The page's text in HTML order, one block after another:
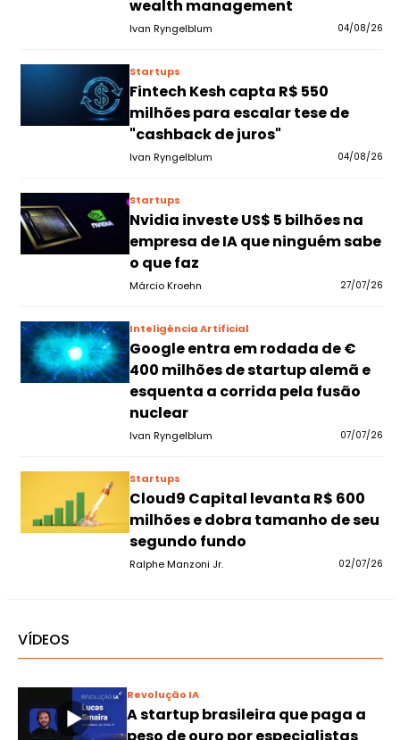
wealth management
Ivan Ryngelblum 04/08/26
Startups
Fintech Kesh capta R$ 550
milhões para escalar tese de
"cashback de juros"
Ivan Ryngelblum 04/08/26
Startups
Nvidia investe US$ 5 bilhões na
empresa de IA que ninguém sabe
o que faz
Márcio Kroehn 27/07/26
Inteligência Artificial
Google entra em rodada de €
400 milhões de startup alemã e
esquenta a corrida pela fusão
nuclear
Ivan Ryngelblum 07/07/26
Startups
Cloud9 Capital levanta R$ 600
milhões e dobra tamanho de seu
segundo fundo
Ralphe Manzoni Jr. 02/07/26
VÍDEOS
Revolução IA
A startup brasileira que paga a